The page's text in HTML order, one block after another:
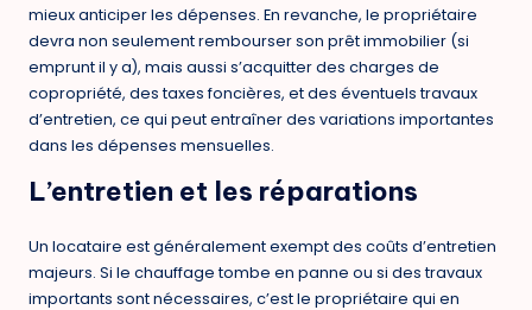
mieux anticiper les dépenses. En revanche, le propriétaire
devra non seulement rembourser son prêt immobilier (si
emprunt il y a), mais aussi s’acquitter des charges de
copropriété, des taxes foncières, et des éventuels travaux
d’entretien, ce qui peut entraîner des variations importantes
dans les dépenses mensuelles.
L’entretien et les réparations
Un locataire est généralement exempt des coûts d’entretien
majeurs. Si le chauffage tombe en panne ou si des travaux
importants sont nécessaires, c’est le propriétaire qui en